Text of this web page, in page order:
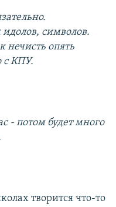
символов.
нечисть опять
с КПУ.
- потом будет много
творится что-то